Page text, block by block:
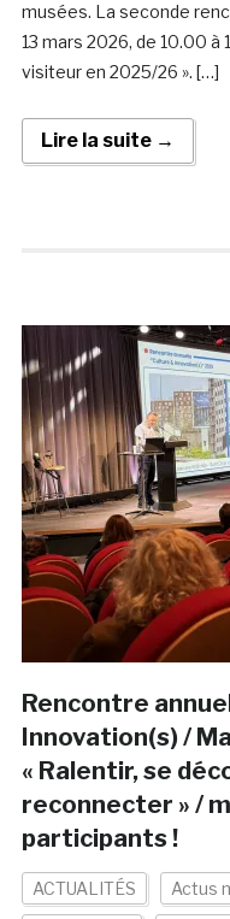
musées. La seconde
13 mars 2026, de 10.00 à
visiteur en 2025/26 ». […]
Lire la suite →
Rencontre
Innovation(s) /
« Ralentir, se
reconnecter » /
participants !
ACTUALITÉS Actus